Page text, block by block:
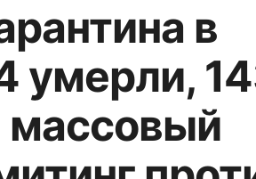
в
умерли,
массовый